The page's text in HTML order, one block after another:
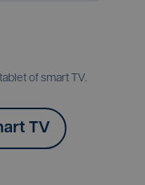
of smart TV.
TV